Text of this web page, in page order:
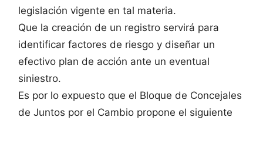
legislación vigente en tal materia.
Que la creación de un registro servirá para
identificar factores de riesgo y diseñar un
efectivo plan de acción ante un eventual
siniestro.
Es por lo expuesto que el Bloque de Concejales
de Juntos por el Cambio propone el siguiente